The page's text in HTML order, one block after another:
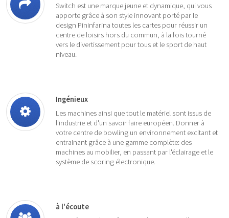
Switch est une marque jeune et dynamique, qui vous
apporte grâce à son style innovant porté par le
design Pininfarina toutes les cartes pour réussir un
centre de loisirs hors du commun, à la fois tourné
vers le divertissement pour tous et le sport de haut
niveau.
Ingénieux
Les machines ainsi que tout le matériel sont issus de
l'industrie et d'un savoir faire européen. Donner à
votre centre de bowling un environnement excitant et
entrainant grâce à une gamme complète: des
machines au mobilier, en passant par l'éclairage et le
système de scoring électronique.
à l'écoute